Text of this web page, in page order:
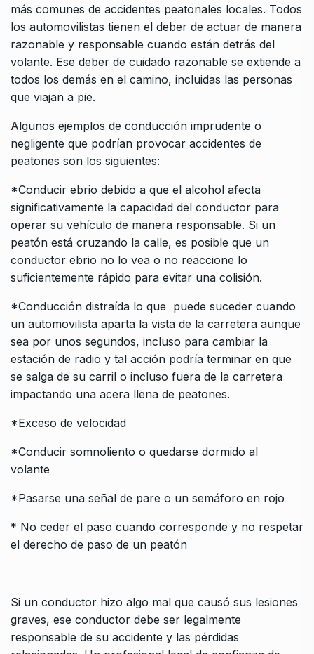
más comunes de accidentes peatonales locales. Todos
los automovilistas tienen el deber de actuar de manera
razonable y responsable cuando están detrás del
volante. Ese deber de cuidado razonable se extiende a
todos los demás en el camino, incluidas las personas
que viajan a pie.
Algunos ejemplos de conducción imprudente o
negligente que podrían provocar accidentes de
peatones son los siguientes:
*Conducir ebrio debido a que el alcohol afecta
significativamente la capacidad del conductor para
operar su vehículo de manera responsable. Si un
peatón está cruzando la calle, es posible que un
conductor ebrio no lo vea o no reaccione lo
suficientemente rápido para evitar una colisión.
*Conducción distraída lo que puede suceder cuando
un automovilista aparta la vista de la carretera aunque
sea por unos segundos, incluso para cambiar la
estación de radio y tal acción podría terminar en que
se salga de su carril o incluso fuera de la carretera
impactando una acera llena de peatones.
*Exceso de velocidad
*Conducir somnoliento o quedarse dormido al
volante
*Pasarse una señal de pare o un semáforo en rojo
* No ceder el paso cuando corresponde y no respetar
el derecho de paso de un peatón
Si un conductor hizo algo mal que causó sus lesiones
graves, ese conductor debe ser legalmente
responsable de su accidente y las pérdidas